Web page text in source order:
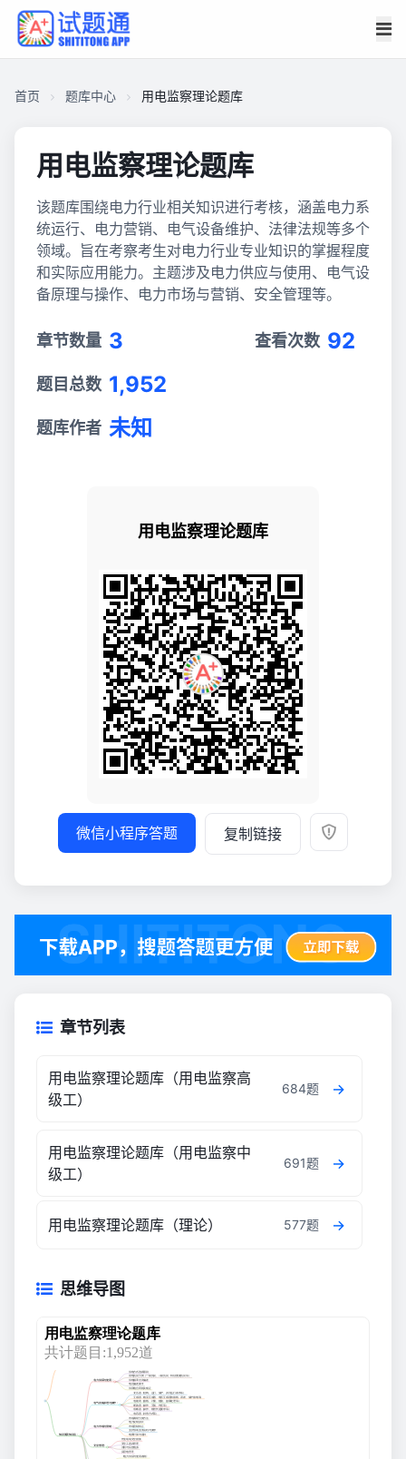
首页 题库中心 用电监察理论题库
用电监察理论题库
该题库围绕电力行业相关知识进行考核，涵盖电力系
统运行、电力营销、电气设备维护、法律法规等多个
领域。旨在考察考生对电力行业专业知识的掌握程度
和实际应用能力。主题涉及电力供应与使用、电气设
备原理与操作、电力市场与营销、安全管理等。
章节数量 3 查看次数 92
题目总数 1,952
题库作者 未知
微信小程序答题 复制链接
章节列表
用电监察理论题库（用电监察高
级工）
684题
用电监察理论题库（用电监察中
级工）
691题
用电监察理论题库（理论） 577题
思维导图